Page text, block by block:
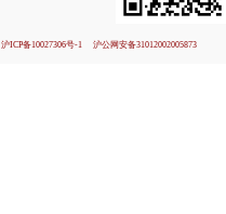
沪ICP备10027306号-1 沪公网安备31012002005873